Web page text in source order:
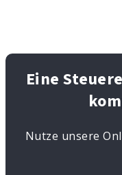
Eine
Nutze unsere